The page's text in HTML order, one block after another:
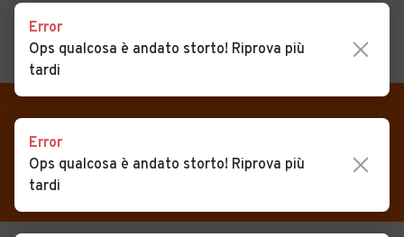
PREFERITI MENU
CERCA
Auto
Auto usate
Auto Km 0
Auto Nuove
VENDI
MAGAZINE
ACCEDI
Livorno Ferraris
Error
Ops qualcosa è andato storto! Riprova più
tardi
Error
Ops qualcosa è andato storto! Riprova più
tardi